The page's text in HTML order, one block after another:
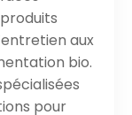
aux
bio.
pour